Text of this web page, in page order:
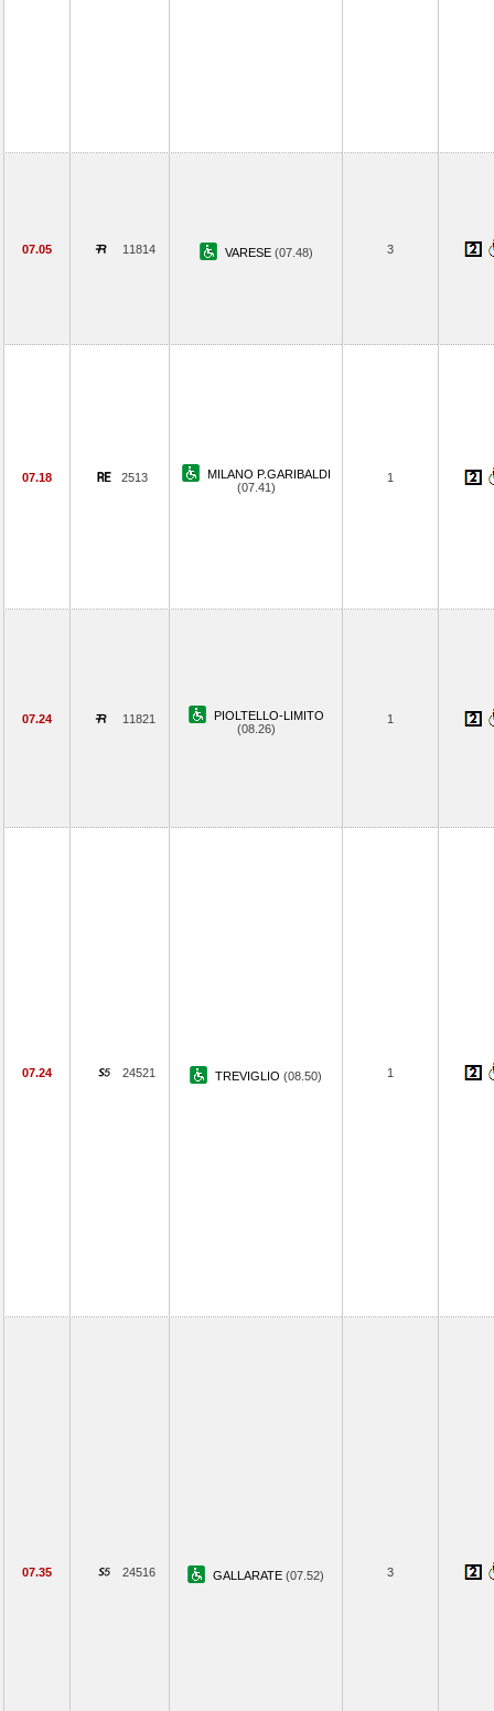
07.05 11814 VARESE (07.48) 3
07.18 2513
MILANO P.GARIBALDI
(07.41)
1
07.24 11821
PIOLTELLO-LIMITO
(08.26)
1
07.24 24521 TREVIGLIO (08.50) 1
07.35 24516 GALLARATE (07.52) 3